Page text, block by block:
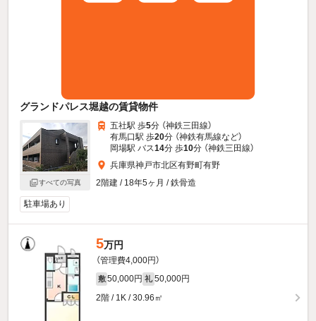
グランドパレス堀越の賃貸物件
すべての写真
五社駅 歩5分 （神鉄三田線）
有馬口駅 歩20分 （神鉄有馬線など）
岡場駅 バス14分 歩10分 （神鉄三田線）
兵庫県神戸市北区有野町有野
2階建 / 18年5ヶ月 / 鉄骨造
駐車場あり
5万円
（管理費4,000円）
敷 50,000円 礼 50,000円
2階 / 1K / 30.96㎡